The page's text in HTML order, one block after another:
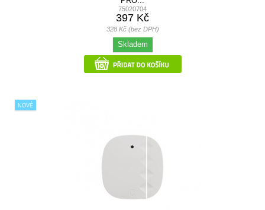
75020704
397 Kč
328 Kč (bez DPH)
Skladem
NOVÉ